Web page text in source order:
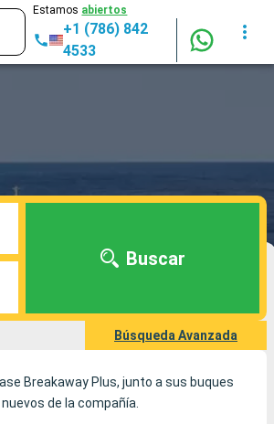
Estamos abiertos
+1 (786) 842
4533
Buscar
Búsqueda Avanzada
Breakaway Plus, junto a sus buques
de la compañía.